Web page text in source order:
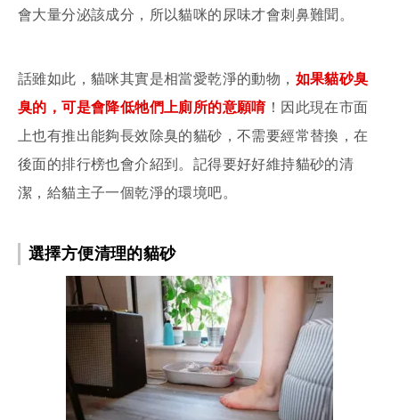
會大量分泌該成分，所以貓咪的尿味才會刺鼻難聞。
話雖如此，貓咪其實是相當愛乾淨的動物， 如果貓砂臭
臭的，可是會降低牠們上廁所的意願唷！因此現在市面
上也有推出能夠長效除臭的貓砂，不需要經常替換，在
後面的排行榜也會介紹到。記得要好好維持貓砂的清
潔，給貓主子一個乾淨的環境吧。
選擇方便清理的貓砂